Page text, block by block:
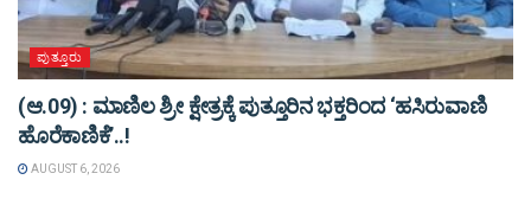
ಪುತ್ತೂರು
(ಆ.09) : ಮಾಣಿಲ ಶ್ರೀ ಕ್ಷೇತ್ರಕ್ಕೆ ಪುತ್ತೂರಿನ ಭಕ್ತರಿಂದ ‘ಹಸಿರುವಾಣಿ
ಹೊರೆಕಾಣಿಕೆ’..!
AUGUST 6, 2026